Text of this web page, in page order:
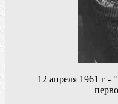
12 апреля 1961 г -